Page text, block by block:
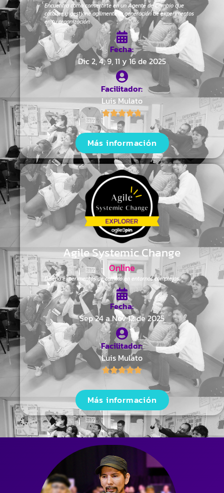
Encuentra como convertirte en un Agente de Cambio que
catalice y gestione agilmente la generación de experimentos
en tu organización.
Fecha:
Dic 2, 4, 9, 11 y 16 de 2025
Facilitador:
Luis Mulato
Más información
Agile Systemic Change
Online
Diseña experimentos de cambio en entornos complejos
Fecha:
Sep 24 a Nov 12 de 2025
Facilitador:
Luis Mulato
Más información